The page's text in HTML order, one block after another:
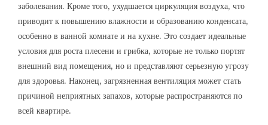
заболевания. Кроме того, ухудшается циркуляция воздуха, что
приводит к повышению влажности и образованию конденсата,
особенно в ванной комнате и на кухне. Это создает идеальные
условия для роста плесени и грибка, которые не только портят
внешний вид помещения, но и представляют серьезную угрозу
для здоровья. Наконец, загрязненная вентиляция может стать
причиной неприятных запахов, которые распространяются по
всей квартире.